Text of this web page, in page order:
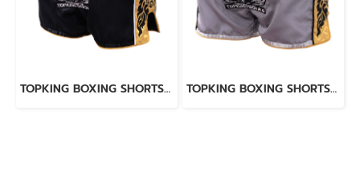
TOPKING BOXING SHORTS BLACK 276 TOPKING BOXING SHORTS GREY 276